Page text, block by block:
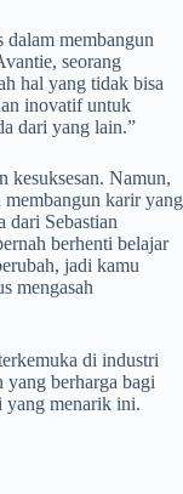
membangun
seorang
hal yang tidak bisa
inovatif untuk
dari yang lain.”
kesuksesan. Namun,
membangun karir yang
dari Sebastian
berhenti belajar
jadi kamu
mengasah
di industri
yang berharga bagi
yang menarik ini.